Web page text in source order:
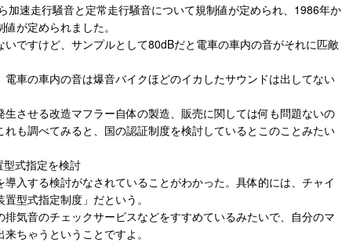
加速走行騒音と定常走行騒音について規制値が定められ、1986年か
が定められました。
ですけど、サンプルとして80dBだと電車の車内の音がそれに匹敵
車の車内の音は爆音バイクほどのイカしたサウンドは出してない
させる改造マフラー自体の製造、販売に関しては何も問題ないの
も調べてみると、国の認証制度を検討しているとこのことみたい
式指定を検討
入する検討がなされていることがわかった。具体的には、チャイ
型式指定制度」だという。
排気音のチェックサービスなどをすすめているみたいで、自分のマ
ちゃうということですよ。